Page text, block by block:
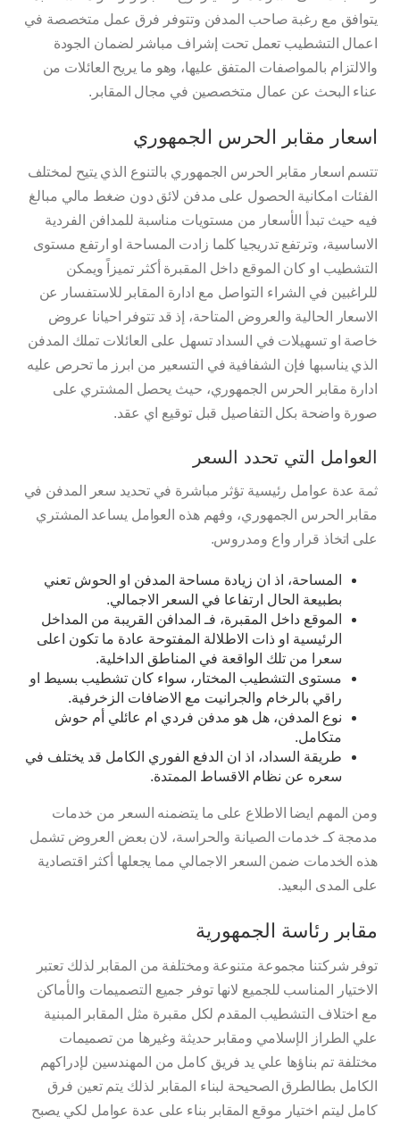
يتوافق مع رغبة صاحب المدفن وتتوفر فرق عمل متخصصة في
اعمال التشطيب تعمل تحت إشراف مباشر لضمان الجودة
والالتزام بالمواصفات المتفق عليها، وهو ما يريح العائلات من
عناء البحث عن عمال متخصصين في مجال المقابر.
اسعار مقابر الحرس الجمهوري
تتسم اسعار مقابر الحرس الجمهوري بالتنوع الذي يتيح لمختلف
الفئات امكانية الحصول على مدفن لائق دون ضغط مالي مبالغ
فيه حيث تبدأ الأسعار من مستويات مناسبة للمدافن الفردية
الاساسية، وترتفع تدريجيا كلما زادت المساحة او ارتفع مستوى
التشطيب او كان الموقع داخل المقبرة أكثر تميزاً ويمكن
للراغبين في الشراء التواصل مع ادارة المقابر للاستفسار عن
الاسعار الحالية والعروض المتاحة، إذ قد تتوفر احيانا عروض
خاصة او تسهيلات في السداد تسهل على العائلات تملك المدفن
الذي يناسبها فإن الشفافية في التسعير من ابرز ما تحرص عليه
ادارة مقابر الحرس الجمهوري، حيث يحصل المشتري على
صورة واضحة بكل التفاصيل قبل توقيع اي عقد.
العوامل التي تحدد السعر
ثمة عدة عوامل رئيسية تؤثر مباشرة في تحديد سعر المدفن في
مقابر الحرس الجمهوري، وفهم هذه العوامل يساعد المشتري
على اتخاذ قرار واع ومدروس.
المساحة، اذ ان زيادة مساحة المدفن او الحوش تعني
بطبيعة الحال ارتفاعا في السعر الاجمالي.
الموقع داخل المقبرة، فـ المدافن القريبة من المداخل
الرئيسية او ذات الاطلالة المفتوحة عادة ما تكون اعلى
سعرا من تلك الواقعة في المناطق الداخلية.
مستوى التشطيب المختار، سواء كان تشطيب بسيط او
راقي بالرخام والجرانيت مع الاضافات الزخرفية.
نوع المدفن، هل هو مدفن فردي ام عائلي أم حوش
متكامل.
طريقة السداد، اذ ان الدفع الفوري الكامل قد يختلف في
سعره عن نظام الاقساط الممتدة.
ومن المهم ايضا الاطلاع على ما يتضمنه السعر من خدمات
مدمجة كـ خدمات الصيانة والحراسة، لان بعض العروض تشمل
هذه الخدمات ضمن السعر الاجمالي مما يجعلها أكثر اقتصادية
على المدى البعيد.
مقابر رئاسة الجمهورية
توفر شركتنا مجموعة متنوعة ومختلفة من المقابر لذلك تعتبر
الاختيار المناسب للجميع لانها توفر جميع التصميمات والأماكن
مع اختلاف التشطيب المقدم لكل مقبرة مثل المقابر المبنية
علي الطراز الإسلامي ومقابر حديثة وغيرها من تصميمات
مختلفة تم بناؤها علي يد فريق كامل من المهندسين لإدراكهم
الكامل بطالطرق الصحيحة لبناء المقابر لذلك يتم تعين فرق
كامل ليتم اختيار موقع المقابر بناء على عدة عوامل لكي يصبح